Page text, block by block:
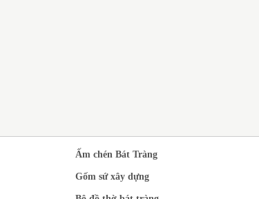
Ấm chén Bát Tràng
Gốm sứ xây dựng